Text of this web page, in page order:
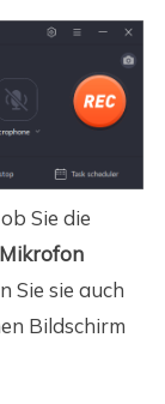
Sie die
Mikrofon
Sie sie auch
Bildschirm